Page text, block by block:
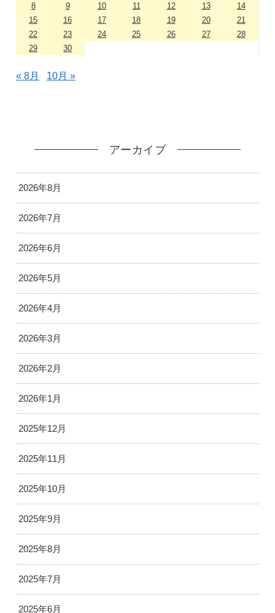
8
9 10 11 12 13
14
15
16 17 18 19 20
21
22
23 24 25 26 27
28
29
30
« 8月 10月 »
アーカイブ
2026年8月
2026年7月
2026年6月
2026年5月
2026年4月
2026年3月
2026年2月
2026年1月
2025年12月
2025年11月
2025年10月
2025年9月
2025年8月
2025年7月
2025年6月